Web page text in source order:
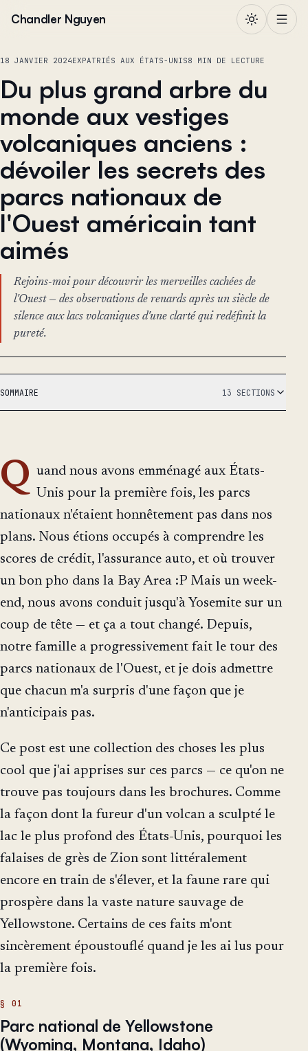
Chandler Nguyen
18 JANVIER 2024EXPATRIÉS AUX ÉTATS-UNIS8 MIN DE LECTURE
Du plus grand arbre du
monde aux vestiges
volcaniques anciens :
dévoiler les secrets des
parcs nationaux de
l'Ouest américain tant
aimés
Rejoins-moi pour découvrir les merveilles cachées de
l'Ouest — des observations de renards après un siècle de
silence aux lacs volcaniques d'une clarté qui redéfinit la
pureté.
SOMMAIRE 13 SECTIONS
Q uand nous avons emménagé aux États-
Unis pour la première fois, les parcs
nationaux n'étaient honnêtement pas dans nos
plans. Nous étions occupés à comprendre les
scores de crédit, l'assurance auto, et où trouver
un bon pho dans la Bay Area :P Mais un week-
end, nous avons conduit jusqu'à Yosemite sur un
coup de tête — et ça a tout changé. Depuis,
notre famille a progressivement fait le tour des
parcs nationaux de l'Ouest, et je dois admettre
que chacun m'a surpris d'une façon que je
n'anticipais pas.
Ce post est une collection des choses les plus
cool que j'ai apprises sur ces parcs — ce qu'on ne
trouve pas toujours dans les brochures. Comme
la façon dont la fureur d'un volcan a sculpté le
lac le plus profond des États-Unis, pourquoi les
falaises de grès de Zion sont littéralement
encore en train de s'élever, et la faune rare qui
prospère dans la vaste nature sauvage de
Yellowstone. Certains de ces faits m'ont
sincèrement époustouflé quand je les ai lus pour
la première fois.
Parc national de Yellowstone
(Wyoming, Montana, Idaho)